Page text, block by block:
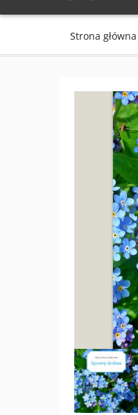
Strona główna